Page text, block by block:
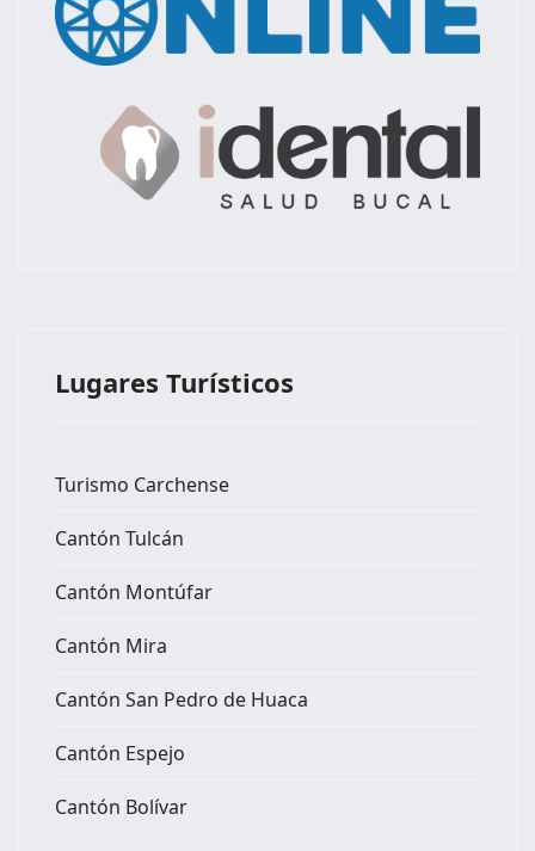
Lugares Turísticos
Turismo Carchense
Cantón Tulcán
Cantón Montúfar
Cantón Mira
Cantón San Pedro de Huaca
Cantón Espejo
Cantón Bolívar